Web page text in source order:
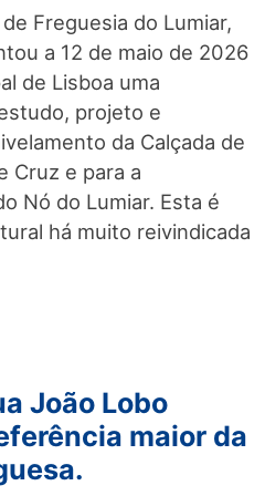
Freguesia do Lumiar,
a 12 de maio de 2026
de Lisboa uma
projeto e
da Calçada de
Cruz e para a
Nó do Lumiar. Esta é
há muito reivindicada
João Lobo
maior da